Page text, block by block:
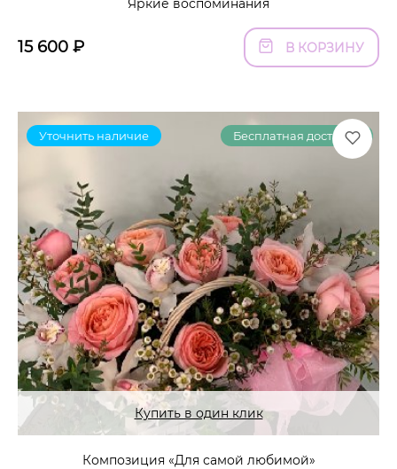
Яркие воспоминания
15 600 ₽ В КОРЗИНУ
Уточнить наличие Бесплатная доставка
Купить в один клик
Композиция «Для самой любимой»